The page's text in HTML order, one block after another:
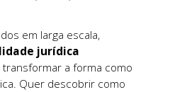
em larga escala,
jurídica
transformar a forma como
Quer descobrir como